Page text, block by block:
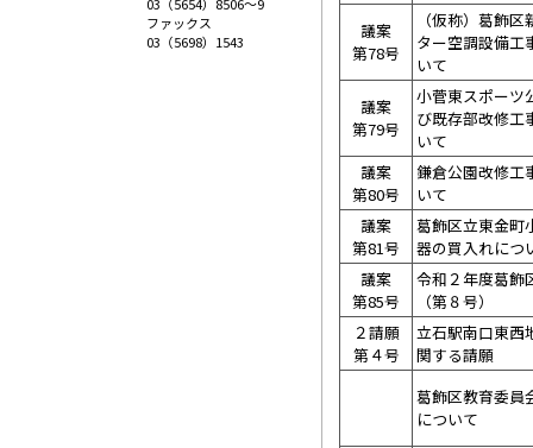
ファックス
03（5698）1543
議案
第78号
（仮称）葛飾
ター空調設備工
いて
議案
第79号
小菅東スポーツ
び既存部改修工
いて
議案
第80号
鎌倉公園改修工
いて
議案
第81号
葛飾区立東金町
器の買入れにつ
議案
第85号
令和２年度葛飾
（第８号）
２請願
第４号
立石駅南口東西
関する請願
葛飾区教育委員
について